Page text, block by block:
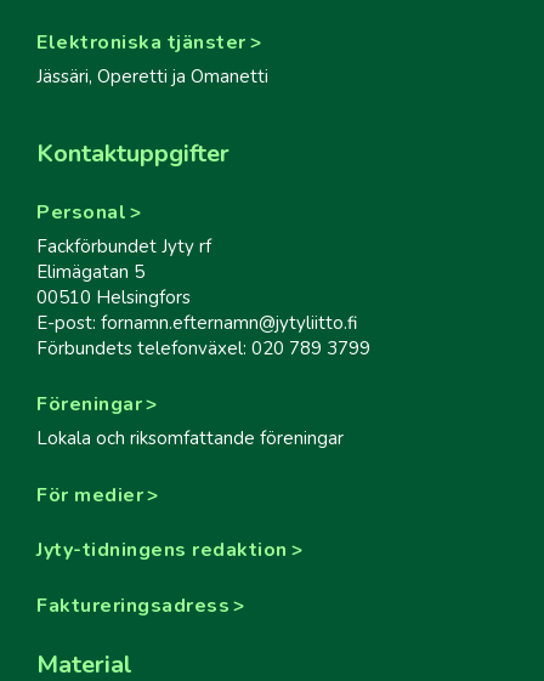
Elektroniska tjänster
Jässäri, Operetti ja Omanetti
Kontaktuppgifter
Personal
Fackförbundet Jyty rf
Elimägatan 5
00510 Helsingfors
E-post: fornamn.efternamn@jytyliitto.fi
Förbundets telefonväxel: 020 789 3799
Föreningar
Lokala och riksomfattande föreningar
För medier
Jyty-tidningens redaktion
Faktureringsadress
Material